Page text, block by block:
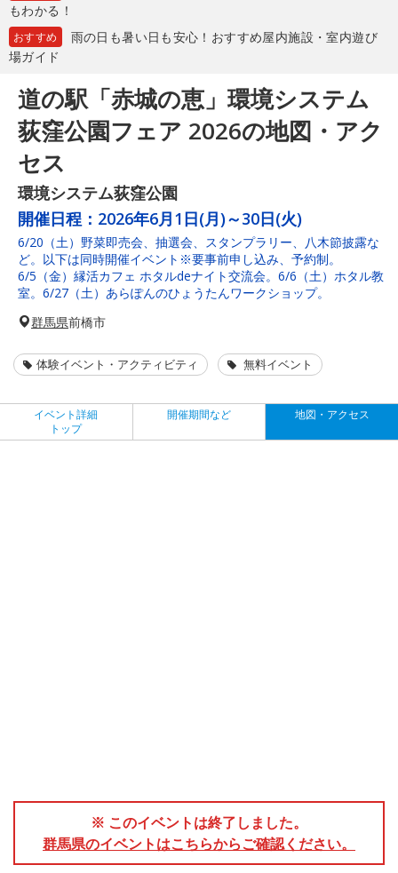
もわかる！
おすすめ
雨の日も暑い日も安心！おすすめ屋内施設・室内遊び
場ガイド
道の駅「赤城の恵」環境システム
荻窪公園フェア 2026の地図・アク
セス
環境システム荻窪公園
開催日程： 2026年6月1日(月)～30日(火)
6/20（土）野菜即売会、抽選会、スタンプラリー、八木節披露な
ど。以下は同時開催イベント※要事前申し込み、予約制。
6/5（金）縁活カフェ ホタルdeナイト交流会。6/6（土）ホタル教
室。6/27（土）あらぽんのひょうたんワークショップ。
群馬県前橋市
体験イベント・アクティビティ 無料イベント
イベント詳細
トップ
開催期間など 地図・アクセス
※ このイベントは終了しました。
群馬県のイベントはこちらからご確認ください。